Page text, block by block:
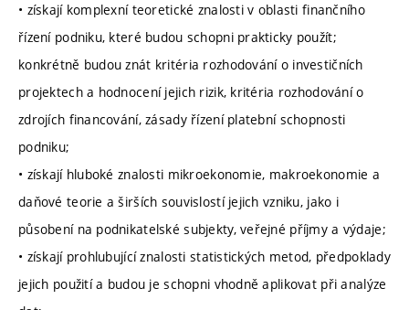
• získají komplexní teoretické znalosti v oblasti finančního
řízení podniku, které budou schopni prakticky použít;
konkrétně budou znát kritéria rozhodování o investičních
projektech a hodnocení jejich rizik, kritéria rozhodování o
zdrojích financování, zásady řízení platební schopnosti
podniku;
• získají hluboké znalosti mikroekonomie, makroekonomie a
daňové teorie a širších souvislostí jejich vzniku, jako i
působení na podnikatelské subjekty, veřejné příjmy a výdaje;
• získají prohlubující znalosti statistických metod, předpoklady
jejich použití a budou je schopni vhodně aplikovat při analýze